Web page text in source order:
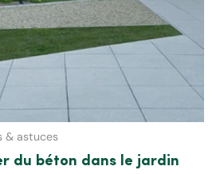
& astuces
du béton dans le jardin